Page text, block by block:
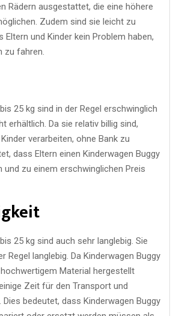
Rädern ausgestattet, die eine höhere
Zudem sind sie leicht zu
Eltern und Kinder kein Problem haben,
zu fahren.
25 kg sind in der Regel erschwinglich
erhältlich. Da sie relativ billig sind,
verarbeiten, ohne Bank zu
dass Eltern einen Kinderwagen Buggy
und zu einem erschwinglichen Preis
25 kg sind auch sehr langlebig. Sie
Regel langlebig. Da Kinderwagen Buggy
Material hergestellt
Zeit für den Transport und
Dies bedeutet, dass Kinderwagen Buggy